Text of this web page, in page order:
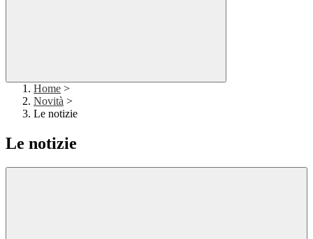
Home >
Novità >
Le notizie
Le notizie